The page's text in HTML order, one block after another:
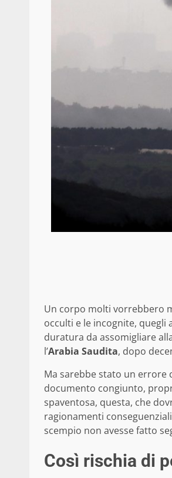
Un corpo molti vorrebbero
occulti e le incognite, quegli
duratura da assomigliare
l’Arabia Saudita, dopo
Ma sarebbe stato un errore
documento congiunto,
spaventosa, questa, che
ragionamenti
scempio non avesse fatto
Così rischia di